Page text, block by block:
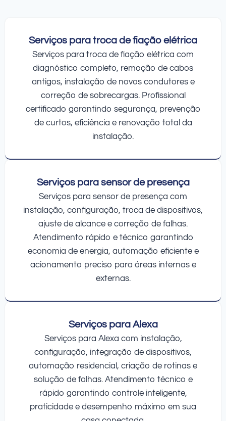
Serviços para troca de fiação elétrica
Serviços para troca de fiação elétrica com
diagnóstico completo, remoção de cabos
antigos, instalação de novos condutores e
correção de sobrecargas. Profissional
certificado garantindo segurança, prevenção
de curtos, eficiência e renovação total da
instalação.
Serviços para sensor de presença
Serviços para sensor de presença com
instalação, configuração, troca de dispositivos,
ajuste de alcance e correção de falhas.
Atendimento rápido e técnico garantindo
economia de energia, automação eficiente e
acionamento preciso para áreas internas e
externas.
Serviços para Alexa
Serviços para Alexa com instalação,
configuração, integração de dispositivos,
automação residencial, criação de rotinas e
solução de falhas. Atendimento técnico e
rápido garantindo controle inteligente,
praticidade e desempenho máximo em sua